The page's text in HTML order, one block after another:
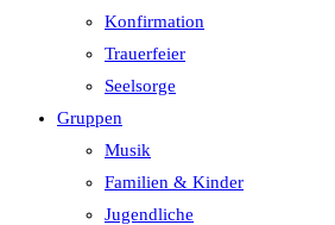
Konfirmation
Trauerfeier
Seelsorge
Gruppen
Musik
Familien & Kinder
Jugendliche